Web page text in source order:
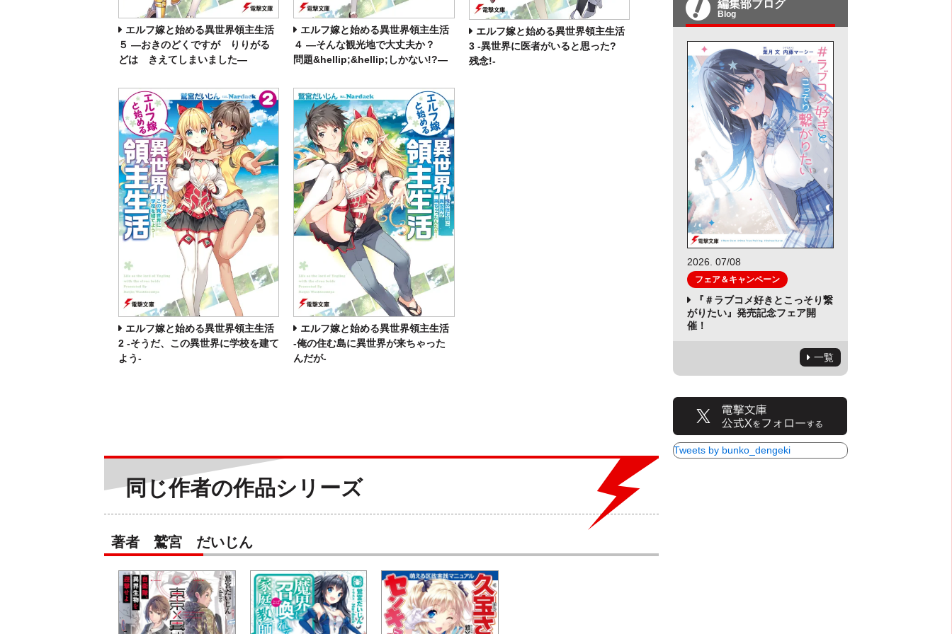
エルフ嫁と始める異世界領主生活
５ ―おきのどくですが りりがる
どは きえてしまいました―
エルフ嫁と始める異世界領主生活
４ ―そんな観光地で大丈夫か？
問題&hellip;&hellip;しかない!?―
エルフ嫁と始める異世界領主生活
3 ‐異世界に医者がいると思った?
残念!‐
エルフ嫁と始める異世界領主生活
2 -そうだ、この異世界に学校を建て
よう-
エルフ嫁と始める異世界領主生活
-俺の住む島に異世界が来ちゃった
んだが-
同じ作者の作品シリーズ
著者 鷲宮 だいじん
編集部ブログ
Blog
2026. 07/08
フェア＆キャンペーン
『＃ラブコメ好きとこっそり繋
がりたい』発売記念フェア開
催！
一覧
Tweets by bunko_dengeki